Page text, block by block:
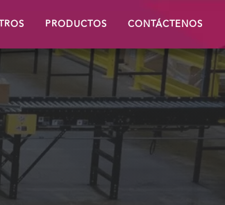
PRODUCTOS CONTÁCTENOS